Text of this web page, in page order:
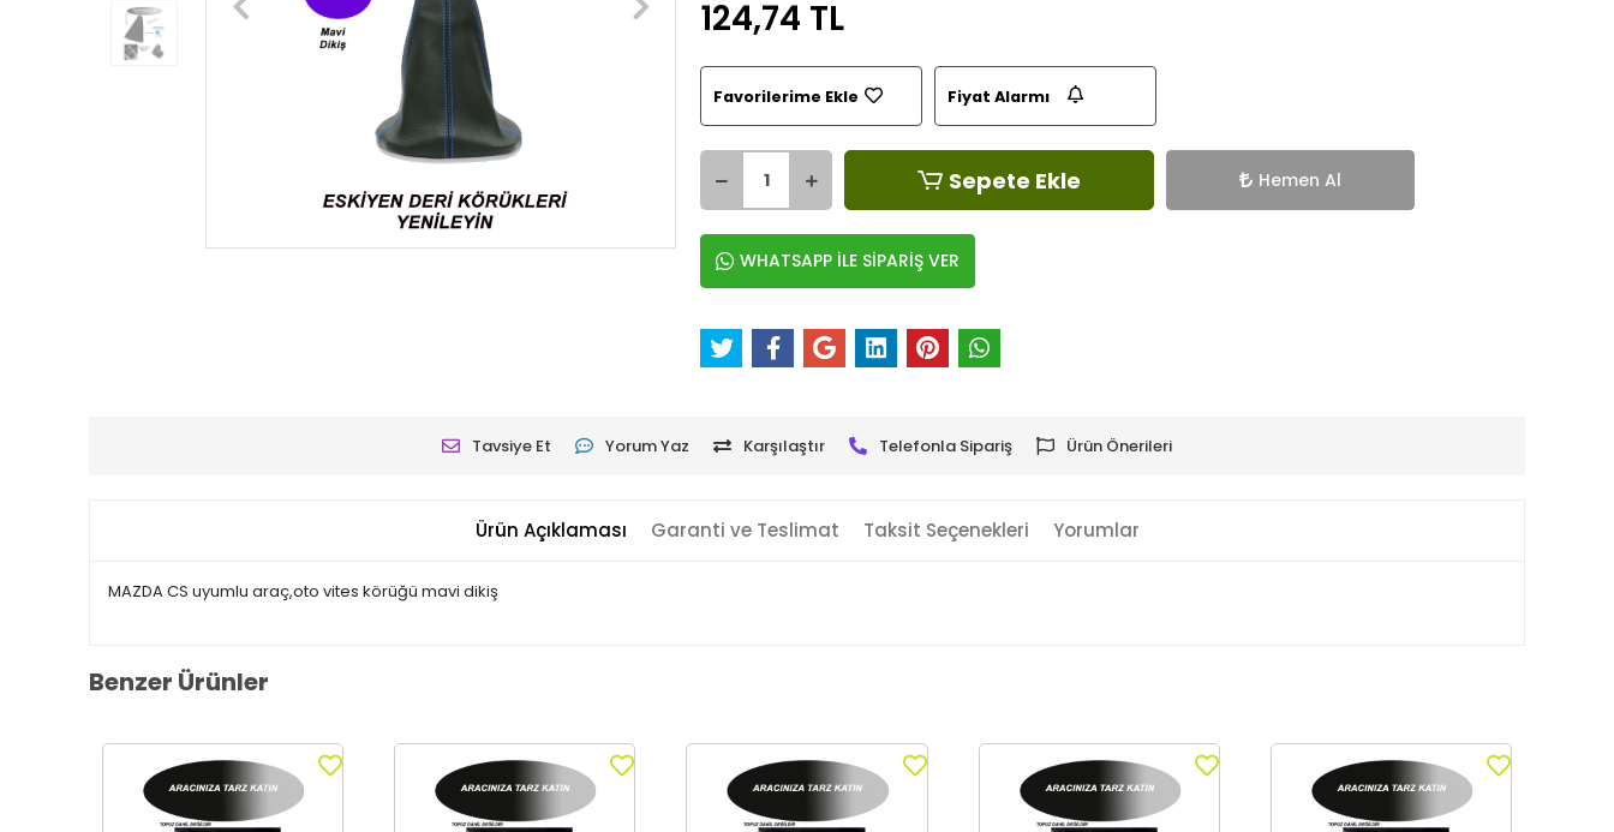
124,74 TL
Favorilerime Ekle Fiyat Alarmı
Sepete Ekle Hemen Al
WHATSAPP İLE SİPARİŞ VER
Tavsiye Et Yorum Yaz Karşılaştır Telefonla Sipariş Ürün Önerileri
Ürün Açıklaması Garanti ve Teslimat Taksit Seçenekleri Yorumlar
MAZDA CS uyumlu araç,oto vites körüğü mavi dikiş
Benzer Ürünler